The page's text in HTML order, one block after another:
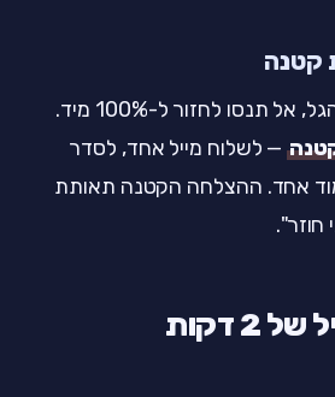
אחרי שהורדתם את הגל, אל תנסו לחזור ל-100% מיד.
— לשלוח מייל אחד, לסדר
אחד. ההצלחה הקטנה תאותת
חוזר".
תכל׳ס: תרגיל של 2 דקות